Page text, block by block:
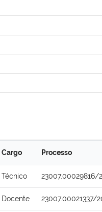
Cargo Processo
Técnico 23007.00029816/
Docente 23007.00021337/